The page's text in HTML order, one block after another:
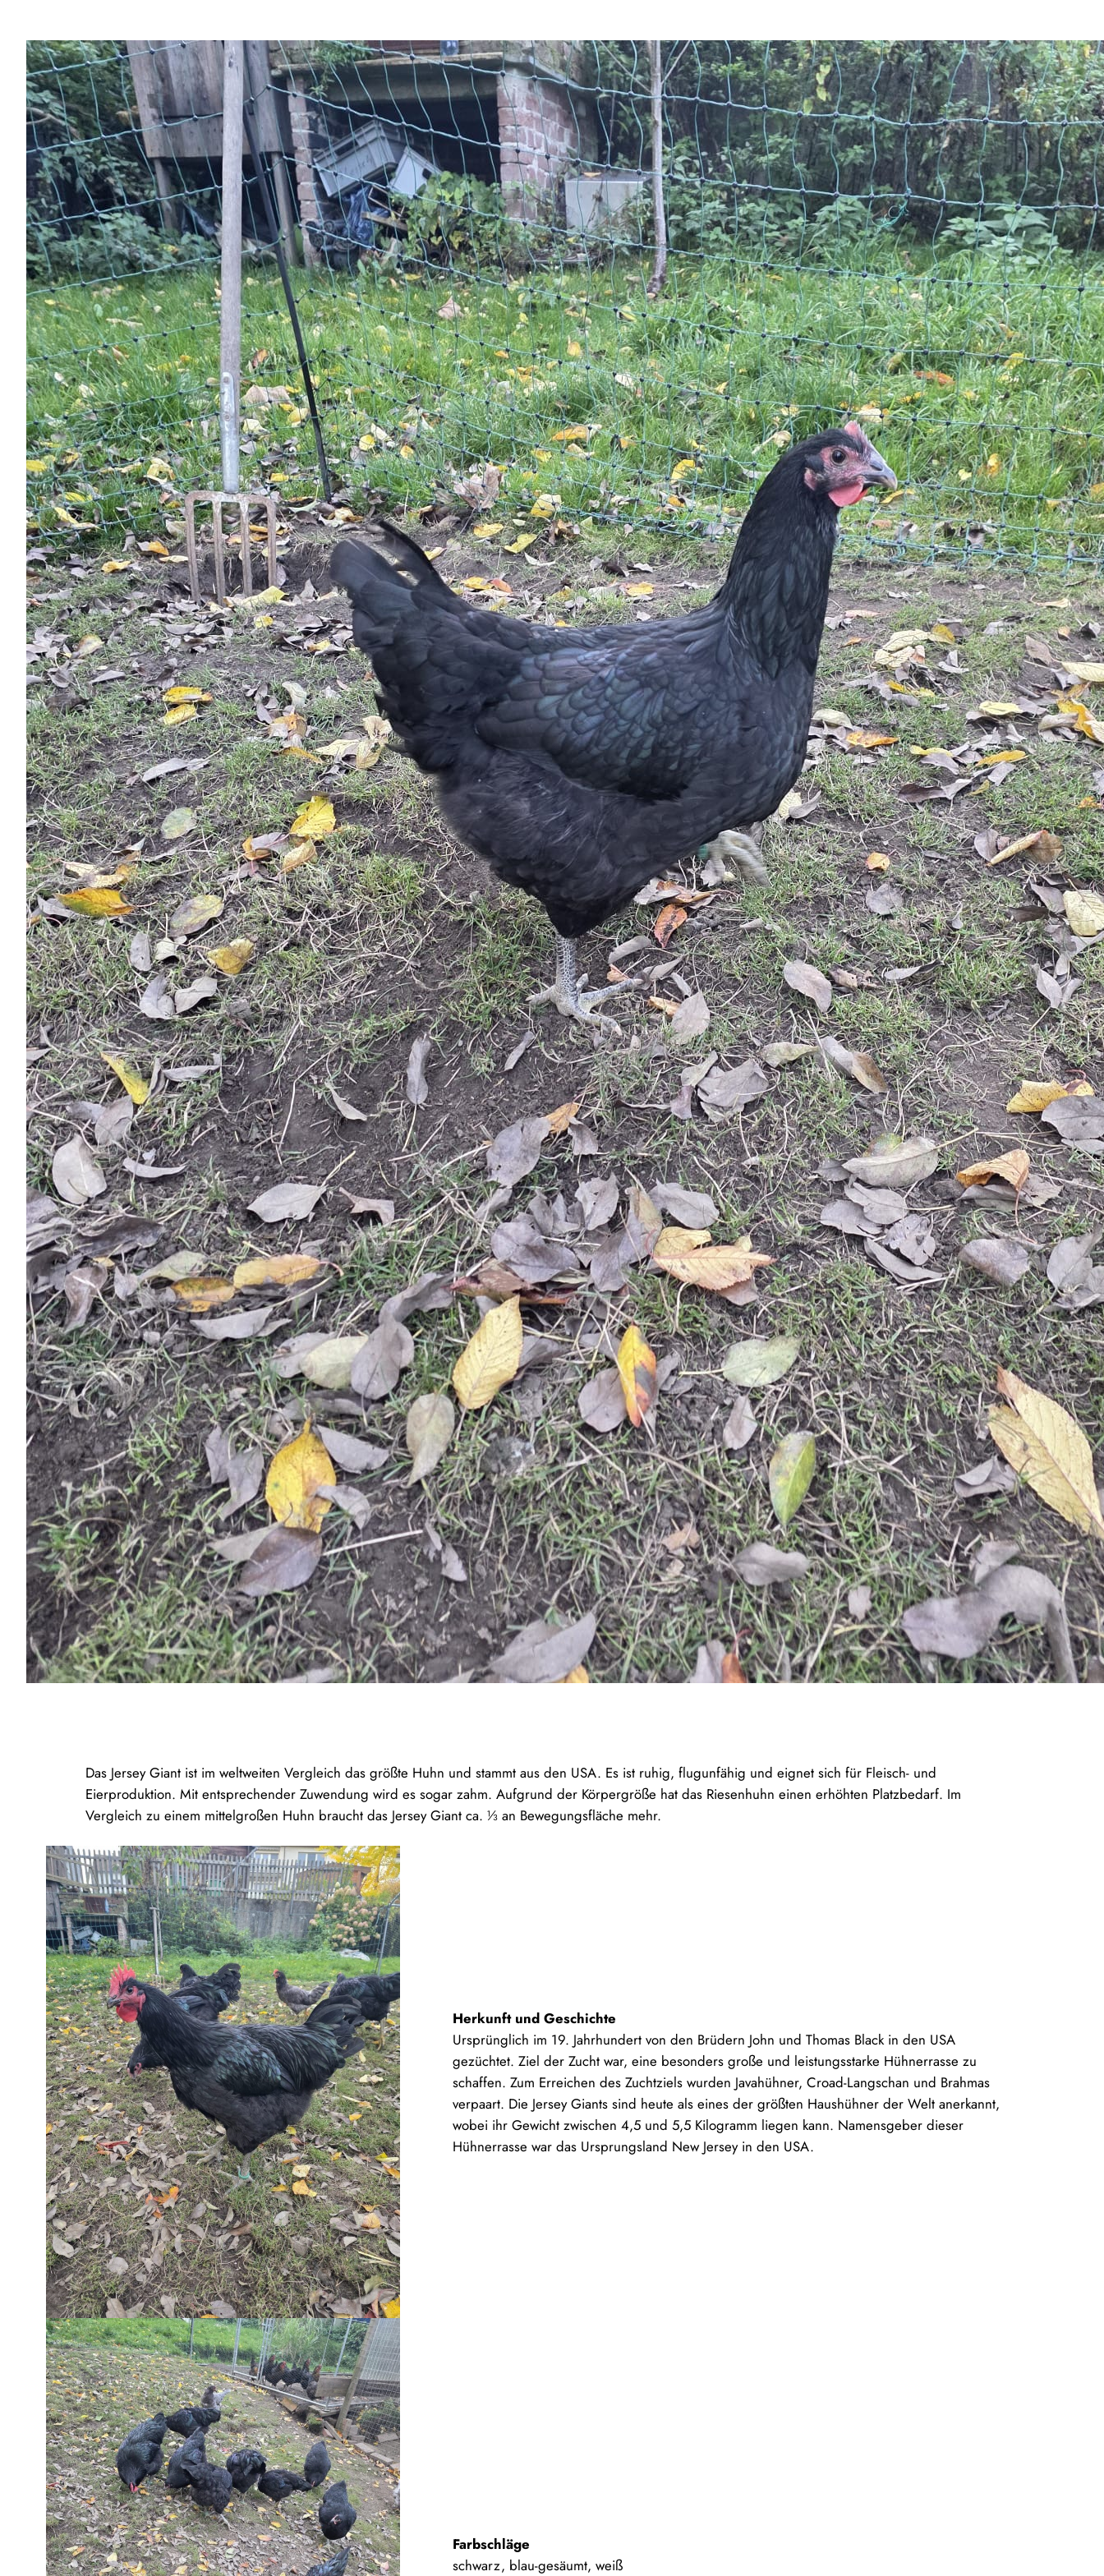
Das Jersey Giant ist im weltweiten Vergleich das größte Huhn und stammt aus den USA. Es ist ruhig, flugunfähig und eignet sich für Fleisch- und
Eierproduktion. Mit entsprechender Zuwendung wird es sogar zahm. Aufgrund der Körpergröße hat das Riesenhuhn einen erhöhten Platzbedarf. Im
Vergleich zu einem mittelgroßen Huhn braucht das Jersey Giant ca. ⅓ an Bewegungsfläche mehr.
Herkunft und Geschichte
Ursprünglich im 19. Jahrhundert von den Brüdern John und Thomas Black in den USA
gezüchtet. Ziel der Zucht war, eine besonders große und leistungsstarke Hühnerrasse zu
schaffen. Zum Erreichen des Zuchtziels wurden Javahühner, Croad-Langschan und Brahmas
verpaart. Die Jersey Giants sind heute als eines der größten Haushühner der Welt anerkannt,
wobei ihr Gewicht zwischen 4,5 und 5,5 Kilogramm liegen kann. Namensgeber dieser
Hühnerrasse war das Ursprungsland New Jersey in den USA.
Farbschläge
schwarz, blau-gesäumt, weiß